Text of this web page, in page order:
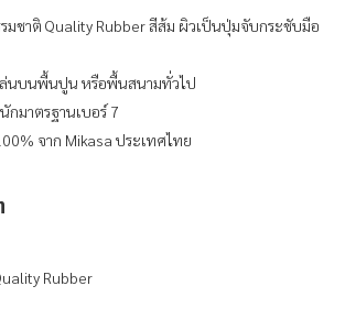
มชาติ Quality Rubber สีส้ม ผิวเป็นปุ่มจับกระชับมือ
ล่นบนพื้นปูน หรือพื้นสนามทั่วไป
มาตรฐานเบอร์ 7
จาก Mikasa ประเทศไทย
Rubber